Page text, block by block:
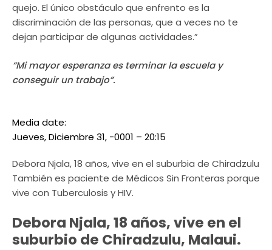
quejo. El único obstáculo que enfrento es la
discriminación de las personas, que a veces no te
dejan participar de algunas actividades.”
“Mi mayor esperanza es terminar la escuela y
conseguir un trabajo”.
Media date:
Jueves, Diciembre 31, -0001 – 20:15
Debora Njala, 18 años, vive en el suburbia de Chiradzulu
También es paciente de Médicos Sin Fronteras porque
vive con Tuberculosis y HIV.
Debora Njala, 18 años, vive en el
suburbio de Chiradzulu, Malaui.